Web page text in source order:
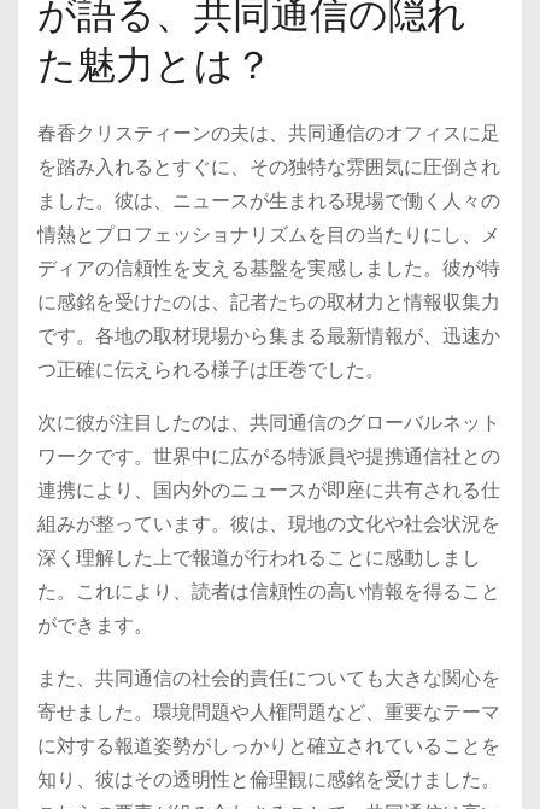
が語る、共同通信の隠れ
た魅力とは？
春香クリスティーンの夫は、共同通信のオフィスに足
を踏み入れるとすぐに、その独特な雰囲気に圧倒され
ました。彼は、ニュースが生まれる現場で働く人々の
情熱とプロフェッショナリズムを目の当たりにし、メ
ディアの信頼性を支える基盤を実感しました。彼が特
に感銘を受けたのは、記者たちの取材力と情報収集力
です。各地の取材現場から集まる最新情報が、迅速か
つ正確に伝えられる様子は圧巻でした。
次に彼が注目したのは、共同通信のグローバルネット
ワークです。世界中に広がる特派員や提携通信社との
連携により、国内外のニュースが即座に共有される仕
組みが整っています。彼は、現地の文化や社会状況を
深く理解した上で報道が行われることに感動しまし
た。これにより、読者は信頼性の高い情報を得ること
ができます。
また、共同通信の社会的責任についても大きな関心を
寄せました。環境問題や人権問題など、重要なテーマ
に対する報道姿勢がしっかりと確立されていることを
知り、彼はその透明性と倫理観に感銘を受けました。